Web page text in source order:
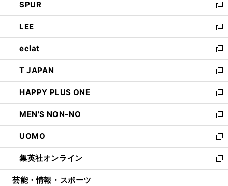
で
開
く
ド
ウ
で
開
く
ィ
ン
ド
ウ
で
開
く
い
ウ
ィ
ン
ド
ウ
で
開
く
SPUR
新
し
い
ウ
ィ
ン
ド
ウ
で
開
く
LEE
新
し
い
ウ
ィ
ン
ド
ウ
で
開
く
eclat
新
し
い
ウ
ィ
ン
ド
ウ
で
開
く
T JAPAN
新
し
い
ウ
ィ
ン
ド
ウ
で
開
HAPPY PLUS ONE
新
し
い
ウ
ィ
ン
ド
ウ
MEN'S NON-NO
新
し
い
ウ
ィ
ン
UOMO
新
し
い
ウ
集英社オンライン
新
し
芸能・情報・スポーツ